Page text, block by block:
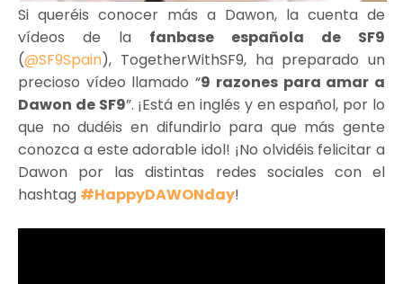
Si queréis conocer más a Dawon, la cuenta de
vídeos de la fanbase española de SF9
(@SF9Spain), TogetherWithSF9, ha preparado un
precioso vídeo llamado “9 razones para amar a
Dawon de SF9”. ¡Está en inglés y en español, por lo
que no dudéis en difundirlo para que más gente
conozca a este adorable idol! ¡No olvidéis felicitar a
Dawon por las distintas redes sociales con el
hashtag #HappyDAWONday!